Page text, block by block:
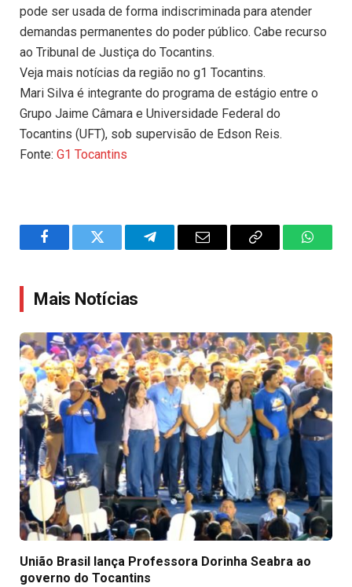
pode ser usada de forma indiscriminada para atender
demandas permanentes do poder público. Cabe recurso
ao Tribunal de Justiça do Tocantins.
Veja mais notícias da região no g1 Tocantins.
Mari Silva é integrante do programa de estágio entre o
Grupo Jaime Câmara e Universidade Federal do
Tocantins (UFT), sob supervisão de Edson Reis.
Fonte: G1 Tocantins
FacebookTwitter TelegramEmail
Copy
Mais Notícias
União Brasil lança Professora Dorinha Seabra ao
governo do Tocantins